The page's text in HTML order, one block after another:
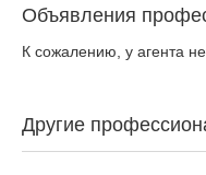
Объявления
К сожалению, у агента
Другие